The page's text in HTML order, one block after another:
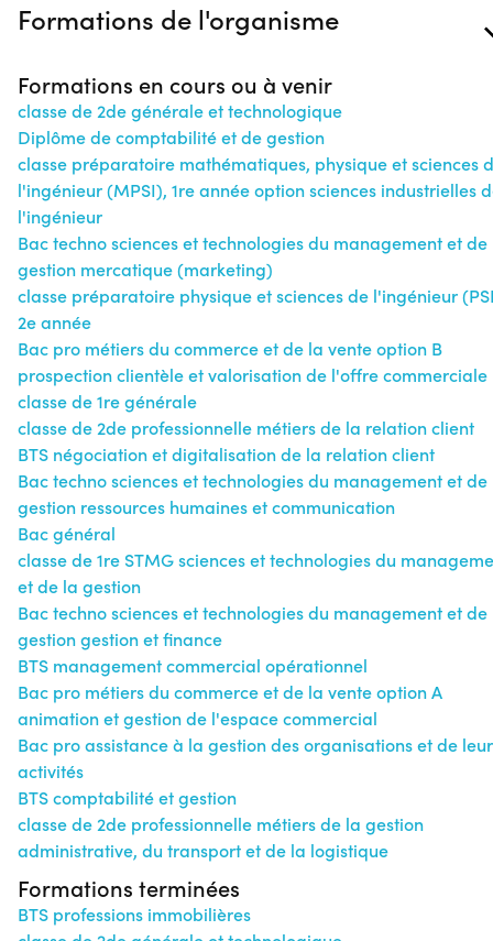
Formations de l'organisme
Formations en cours ou à venir
classe de 2de générale et technologique
Diplôme de comptabilité et de gestion
classe préparatoire mathématiques, physique et sciences
l'ingénieur (MPSI), 1re année option sciences industrielles
l'ingénieur
Bac techno sciences et technologies du management et de
gestion mercatique (marketing)
classe préparatoire physique et sciences de l'ingénieur
2e année
Bac pro métiers du commerce et de la vente option B
prospection clientèle et valorisation de l'offre commerciale
classe de 1re générale
classe de 2de professionnelle métiers de la relation client
BTS négociation et digitalisation de la relation client
Bac techno sciences et technologies du management et de
gestion ressources humaines et communication
Bac général
classe de 1re STMG sciences et technologies du
et de la gestion
Bac techno sciences et technologies du management et de
gestion gestion et finance
BTS management commercial opérationnel
Bac pro métiers du commerce et de la vente option A
animation et gestion de l'espace commercial
Bac pro assistance à la gestion des organisations et de
activités
BTS comptabilité et gestion
classe de 2de professionnelle métiers de la gestion
administrative, du transport et de la logistique
Formations terminées
BTS professions immobilières